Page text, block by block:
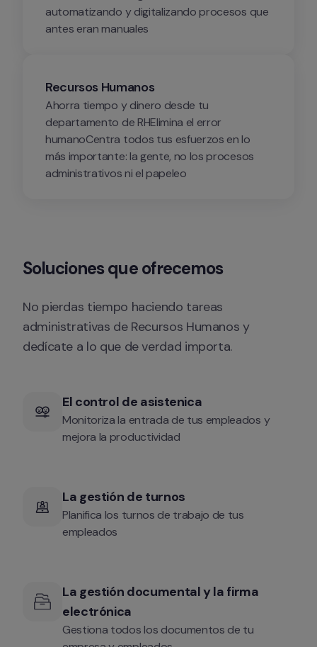
automatizando y digitalizando procesos que
antes eran manuales
Recursos Humanos
Ahorra tiempo y dinero desde tu
departamento de RHElimina el error
humanoCentra todos tus esfuerzos en lo
más importante: la gente, no los procesos
administrativos ni el papeleo
Soluciones que ofrecemos
No pierdas tiempo haciendo tareas
administrativas de Recursos Humanos y
dedícate a lo que de verdad importa.
El control de asistenica
Monitoriza la entrada de tus empleados y
mejora la productividad
La gestión de turnos
Planifica los turnos de trabajo de tus
empleados
La gestión documental y la firma
electrónica
Gestiona todos los documentos de tu